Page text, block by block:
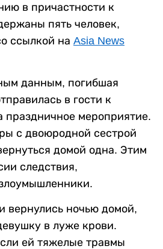
в причастности к
пять человек,
ссылкой на Asia News
данным, погибшая
в гости к
праздничное мероприятие.
с двоюродной сестрой
домой одна. Этим
следствия,
вернулись ночью домой,
в луже крови.
ей тяжелые травмы